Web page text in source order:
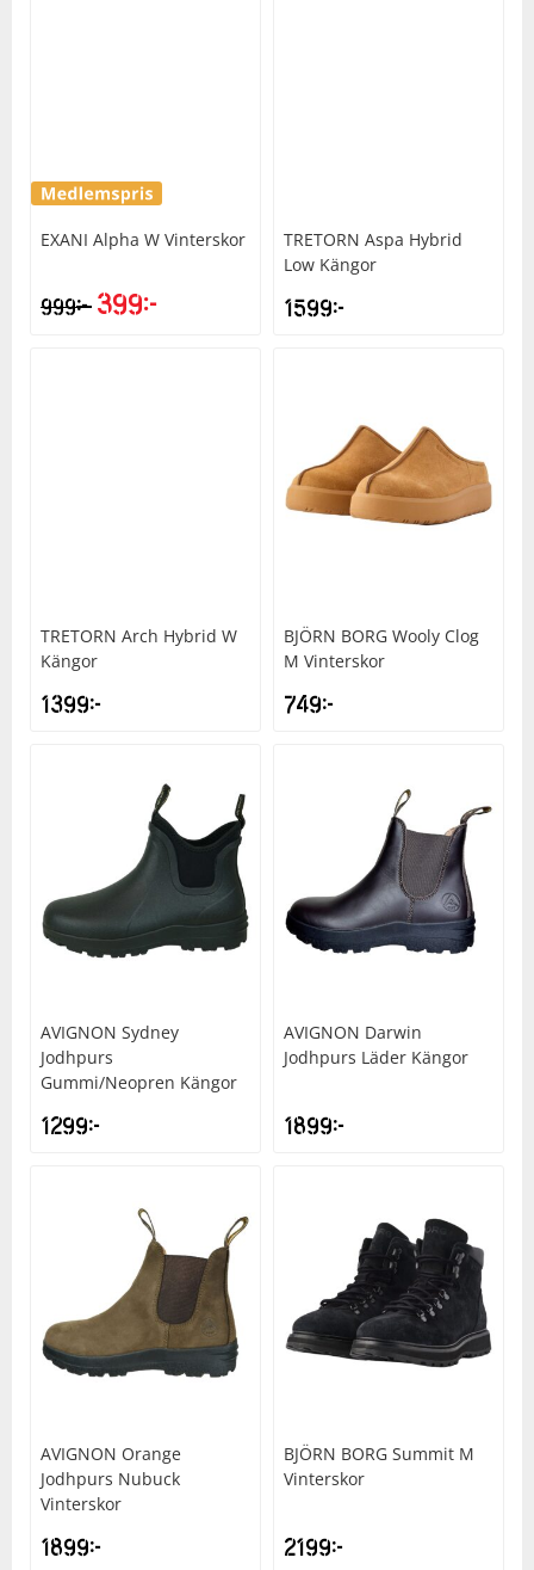
EXANI Alpha W Vinterskor
999kr 399kr
TRETORN Aspa Hybrid
Low Kängor
1599kr
TRETORN Arch Hybrid W
Kängor
1399kr
BJÖRN BORG Wooly Clog
M Vinterskor
749kr
AVIGNON Sydney
Jodhpurs
Gummi/Neopren Kängor
1299kr
AVIGNON Darwin
Jodhpurs Läder Kängor
1899kr
AVIGNON Orange
Jodhpurs Nubuck
Vinterskor
1899kr
BJÖRN BORG Summit M
Vinterskor
2199kr